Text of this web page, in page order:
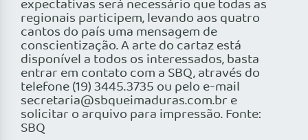
expectativas será necessário que todas as
regionais participem, levando aos quatro
cantos do país uma mensagem de
conscientização. A arte do cartaz está
disponível a todos os interessados, basta
entrar em contato com a SBQ, através do
telefone (19) 3445.3735 ou pelo e-mail
secretaria@sbqueimaduras.com.br e
solicitar o arquivo para impressão. Fonte:
SBQ